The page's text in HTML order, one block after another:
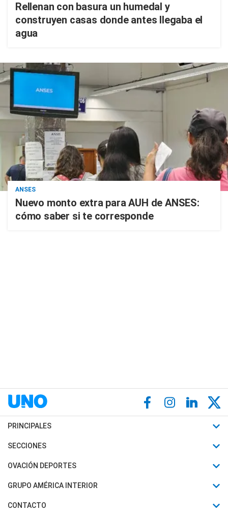
Rellenan con basura un humedal y
construyen casas donde antes llegaba el
agua
ANSES
Nuevo monto extra para AUH de ANSES:
cómo saber si te corresponde
PRINCIPALES
Últimas Noticias
Política
Judiciales
SECCIONES
Horóscopo
Motores
OVACIÓN DEPORTES
Fútbol
Mundial
GRUPO AMÉRICA INTERIOR
Canal 7 en Vivo
CONTACTO